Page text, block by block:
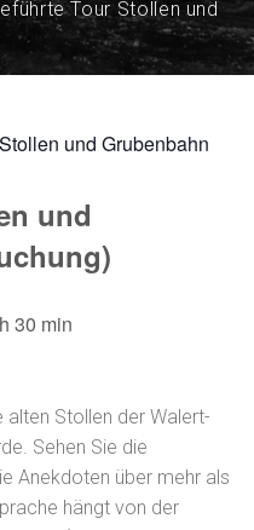
Tour Stollen und
und Grubenbahn
und
30 min
alten Stollen der Walert-
Sehen Sie die
Anekdoten über mehr als
hängt von der